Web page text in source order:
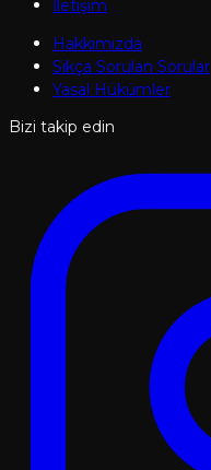
İletişim
Hakkımızda
Sıkça Sorulan Sorular
Yasal Hükümler
Bizi takip edin